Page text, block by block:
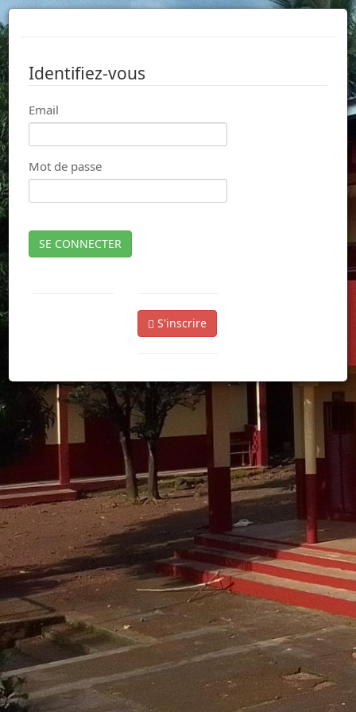
Identifiez-vous
Email
Mot de passe
SE CONNECTER
S'inscrire